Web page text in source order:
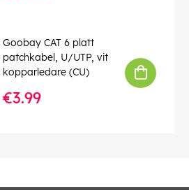
Goobay CAT 6 platt
patchkabel, U/UTP, vit
kopparledare (CU)
€3.99